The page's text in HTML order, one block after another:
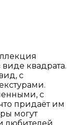
квадрата.
с
с
придаёт им
могут